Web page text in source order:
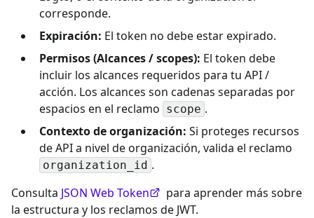
corresponde.
Expiración: El token no debe estar expirado.
Permisos (Alcances / scopes): El token debe
incluir los alcances requeridos para tu API /
acción. Los alcances son cadenas separadas por
espacios en el reclamo scope .
Contexto de organización: Si proteges recursos
de API a nivel de organización, valida el reclamo
organization_id .
Consulta JSON Web Token
para aprender más sobre
la estructura y los reclamos de JWT.